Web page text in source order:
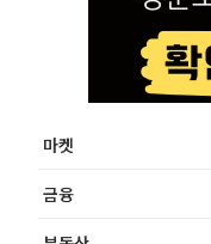
마켓
금융